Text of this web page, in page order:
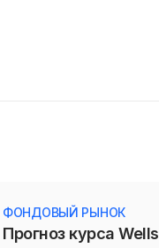
ФОНДОВЫЙ РЫНОК
Прогноз курса